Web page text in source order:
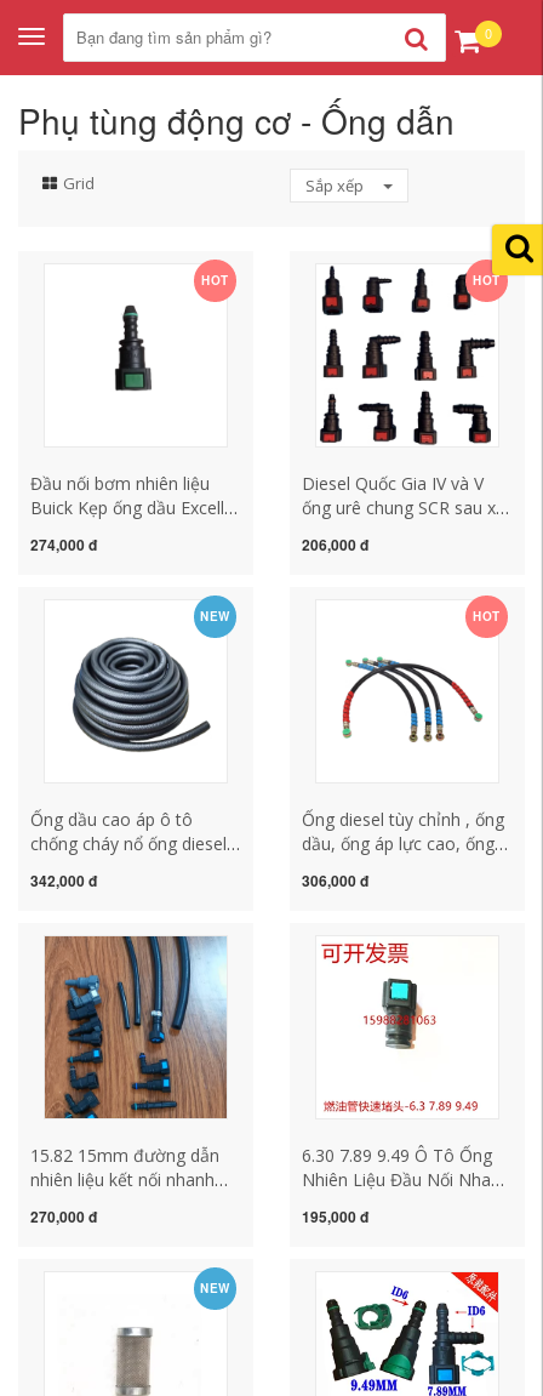
Toggle
navigation
0
Phụ tùng động cơ - Ống dẫn
Grid Sắp xếp
HOT
Đầu nối bơm nhiên liệu
Buick Kẹp ống dầu Excelle
ống dầu ba chiều Phụ tùng
274,000 đ
HOT
Diesel Quốc Gia IV và V
ống urê chung SCR sau xử
nhanh xe bơm nhanh ống
206,000 đ
NEW
Ống dầu cao áp ô tô
chống cháy nổ ống diesel
nhiên liệu chịu nhiệt độ,
mét
342,000 đ
HOT
Ống diesel tùy chỉnh , ống
dầu, ống áp lực cao, ống
cao và thấp, ống dầu động
306,000 đ
15.82 15mm đường dẫn
nhiên liệu kết nối nhanh
thước lớn dòng dầu xe
270,000 đ
6.30 7.89 9.49 Ô Tô Ống
Nhiên Liệu Đầu Nối Nhanh
Tee Ống Cói
195,000 đ
NEW